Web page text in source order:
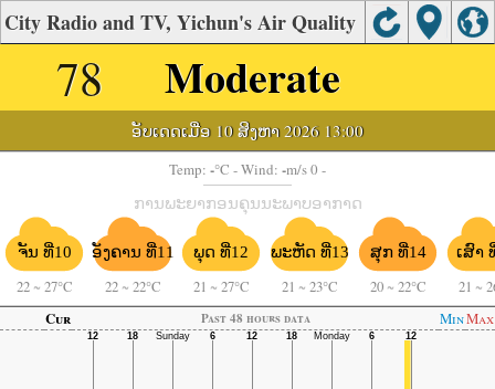
City Radio and TV, Yichun's Air Quality
78 Moderate
ອັບເດດເມື່ອ 10 ສິງຫາ 2026 13:00
Temp: -°C - Wind: -m/s 0 -
ການພະຍາກອນຄຸນນະພາບອາກາດ
ຈັນ ທີ່10
22 ~ 27°C
ອັງຄານ ທີ່11
22 ~ 22°C
ພຸດ ທີ່12
21 ~ 27°C
ພະຫັດ ທີ່13
21 ~ 23°C
ສຸກ ທີ່14
20 ~ 22°C
ເສົາ
21 ~
Cur
Past 48 hours data MinMax